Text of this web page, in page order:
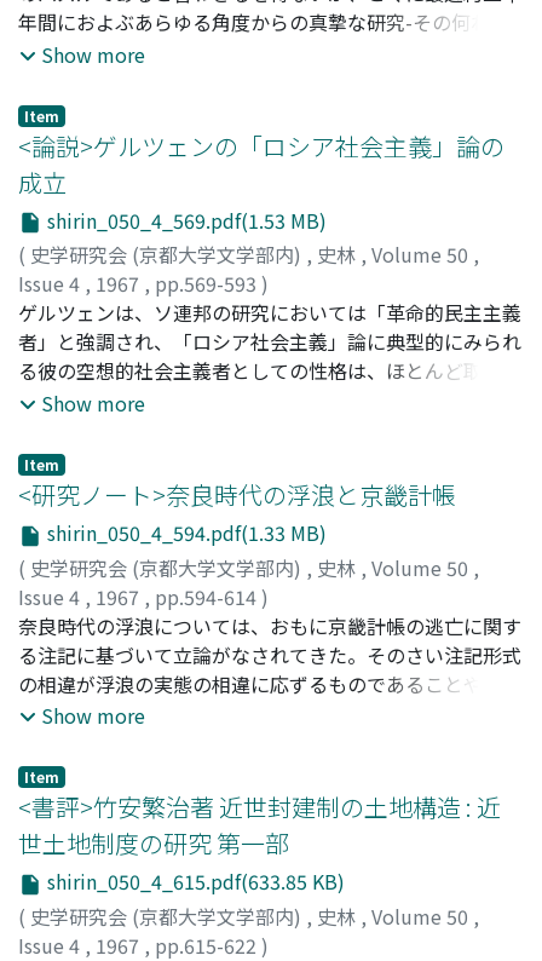
の風潮の交友の具となった。これに反し、竹林清談を境と
してその後の清談においては政治世界からの退避を図る韜
清談の租型でありながらも、なお、ここには転換期におけ
る士大夫の生き方の種々の側面を見ることができる。
年間におよぶあらゆる角度からの真摯な研究-その何れも
マキァヴェリ研究上の大間題であるが-を基盤として、今
やまない。近来たとえばグラムシの如く、マキァヴェリを
社会経済史の視点から捉えようとする新たな傾向が見ら
れ、今やマキァヴェリ研究はある意味で一転機を画するも
のと注目されているが、他方では思想、文化、哲学、史学
史、文学、言語学、倫理学などの視角からの検討なり再考
察が活発に進められている現状で、恰もルネサンス概念論
争ならぬマキァヴェリ研究に関する一種根掘り論者の百花
燎乱たる登場ともいうべき観がある。このようなマキァヴ
ェリ学界の現時点に立って、前記の如く過去二十数年間の
数々のマキァヴェリ研究の動向を、とくにその政治思想の
路線に照明をあてて、私なりに且つできる限り批判的に取
がら若干将来への展望をも試みてみたい。
Show more
Item
<論説>ゲルツェンの「ロシア社会主義」論の
成立
shirin_050_4_569.pdf(1.53 MB)
( 史学研究会 (京都大学文学部内) , 史林 , Volume 50 ,
Issue 4 , 1967 , pp.569-593 )
松原, 広志;Matsubara, Hiroshi;マツバラ, ヒロシ
ゲルツェンは、ソ連邦の研究においては「革命的民主主義
者」と強調され、「ロシア社会主義」論に典型的にみられ
る彼の空想的社会主義者としての性格は、ほとんど取り上
げられない。しかし、彼の空想約社会主義者としての側面
には二つの契機が見出される。一つは、彼がロシア国内で
自ら参加したスラブ派と西欧派の論争、他の一つは、彼が
フランスで目撃した二月革命の敗北である。これら二つの
契機を彼の著作によって吟味し、西欧の空想的社会主義思
想との関連を考えながら、西欧主義者ゲルツェンがスラブ
主義者との論争から何を学んだか、一八四七年に亡命した
彼が西欧で何を見たか、とりわけ二月革命の衝撃がどのよ
うに彼の思想を規定したか、を述べるのが本稿の目的であ
る。
Show more
Item
<研究ノート>奈良時代の浮浪と京畿計帳
shirin_050_4_594.pdf(1.33 MB)
( 史学研究会 (京都大学文学部内) , 史林 , Volume 50 ,
Issue 4 , 1967 , pp.594-614)
長山, 泰孝;Nagayama, Yasutaka;ナガヤマ, ヤスタカ
奈良時代の浮浪については、おもに京畿計帳の逃亡に関す
る注記に基づいて立論がなされてきた。そのさい注記形式
の相違が浮浪の実態の相違に応ずるものであることや、京
畿計帳にみられる逃亡の様相が、奈良時代の逃亡の一般的
しかし京畿計帳を検討してみると、右の前提は必ずしも確
実なものとはいえない。また逃亡後六年を経れば除帳され
るという令の規定が実行されず、それどころか逃亡者の年
齢の変化に応じて、不課口であったものが課口とされて現
実に調を負担せしめられ、課口であったものが不課口とさ
れるという不可解な措置さえとられている。今後奈良時代
の浮浪を問題にする場合、京畿計帳の史料的性格の十分な
Show more
Item
<書評>竹安繁治著 近世封建制の土地構造 : 近
世土地制度の研究 第一部
shirin_050_4_615.pdf(633.85 KB)
( 史学研究会 (京都大学文学部内) , 史林 , Volume 50 ,
Issue 4 , 1967 , pp.615-622 )